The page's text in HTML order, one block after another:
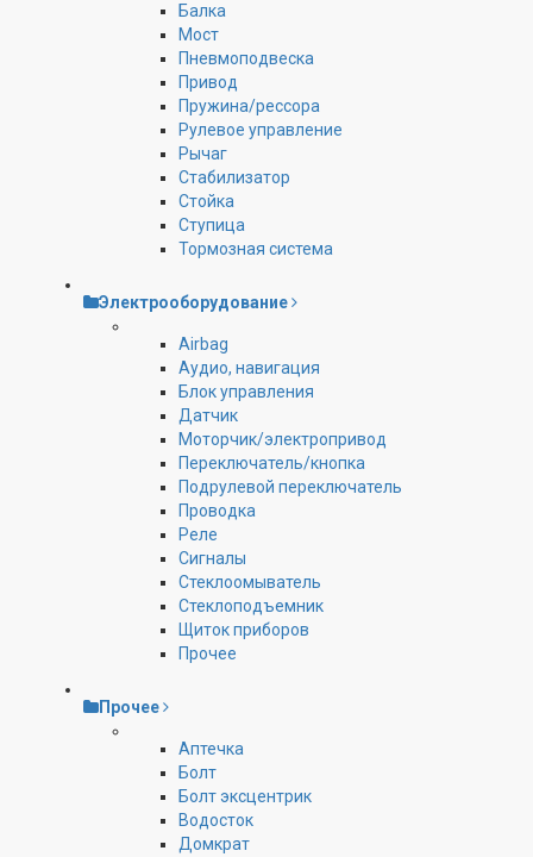
Балка
Мост
Пневмоподвеска
Привод
Пружина/рессора
Рулевое управление
Рычаг
Стабилизатор
Стойка
Ступица
Тормозная система
Электрооборудование
Airbag
Аудио, навигация
Блок управления
Датчик
Моторчик/электропривод
Переключатель/кнопка
Подрулевой переключатель
Проводка
Реле
Сигналы
Стеклоомыватель
Стеклоподъемник
Щиток приборов
Прочее
Прочее
Аптечка
Болт
Болт эксцентрик
Водосток
Домкрат